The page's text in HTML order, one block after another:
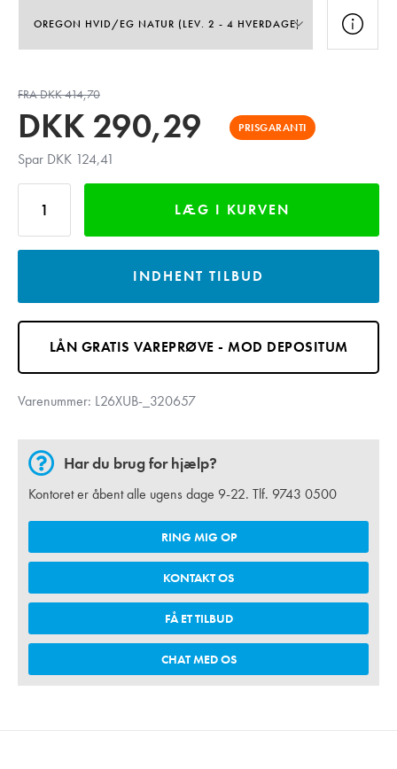
FRA DKK 414,70
DKK 290,29
Spar DKK 124,41
PRISGARANTI
LÆG I KURVEN
INDHENT TILBUD
LÅN GRATIS VAREPRØVE - MOD DEPOSITUM
Varenummer: L26XUB-_320657
Har du brug for hjælp?
Kontoret er åbent alle ugens dage 9-22. Tlf. 9743 0500
RING MIG OP
KONTAKT OS
FÅ ET TILBUD
CHAT MED OS